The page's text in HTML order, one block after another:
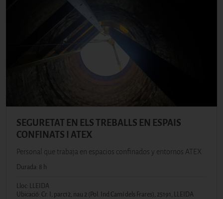
SEGURETAT EN ELS TREBALLS EN ESPAIS
CONFINATS I ATEX
Personal que trabaja en espacios confinados y entornos ATEX
Durada: 8 h
Lloc: LLEIDA
Ubicació: Cr. I, parc12, nau 2 (Pol. Ind Camí dels Frares), 25191, LLEIDA